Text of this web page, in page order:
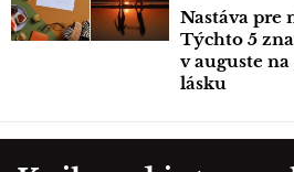
Nastáva pre
Týchto 5
v auguste na
lásku